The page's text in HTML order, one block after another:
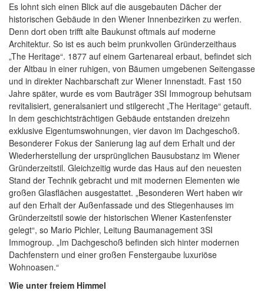
Es lohnt sich einen Blick auf die ausgebauten Dächer der
historischen Gebäude in den Wiener Innenbezirken zu werfen.
Denn dort oben trifft alte Baukunst oftmals auf moderne
Architektur. So ist es auch beim prunkvollen Gründerzeithaus
„The Heritage“. 1877 auf einem Gartenareal erbaut, befindet sich
der Altbau in einer ruhigen, von Bäumen umgebenen Seitengasse
und in direkter Nachbarschaft zur Wiener Innenstadt. Fast 150
Jahre später, wurde es vom Bauträger 3SI Immogroup behutsam
revitalisiert, generalsaniert und stilgerecht „The Heritage“ getauft.
In dem geschichtsträchtigen Gebäude entstanden dreizehn
exklusive Eigentumswohnungen, vier davon im Dachgeschoß.
Besonderer Fokus der Sanierung lag auf dem Erhalt und der
Wiederherstellung der ursprünglichen Bausubstanz im Wiener
Gründerzeitstil. Gleichzeitig wurde das Haus auf den neuesten
Stand der Technik gebracht und mit modernen Elementen wie
großen Glasflächen ausgestattet. „Besonderen Wert haben wir
auf den Erhalt der Außenfassade und des Stiegenhauses im
Gründerzeitstil sowie der historischen Wiener Kastenfenster
gelegt“, so Mario Pichler, Leitung Baumanagement 3SI
Immogroup. „Im Dachgeschoß befinden sich hinter modernen
Dachfenstern und einer großen Fenstergaube luxuriöse
Wohnoasen.“
Wie unter freiem Himmel